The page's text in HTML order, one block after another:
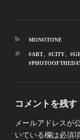
カ
ゴ
リ
MONOTONE
タ
グ
#ART、 #CITY、
コメントを残す
メールアドレスが
いている欄は必須